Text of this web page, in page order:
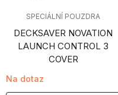
DECKSAVER NOVATION
LAUNCH CONTROL 3
COVER
SPECIÁLNÍ POUZDRA
Na dotaz